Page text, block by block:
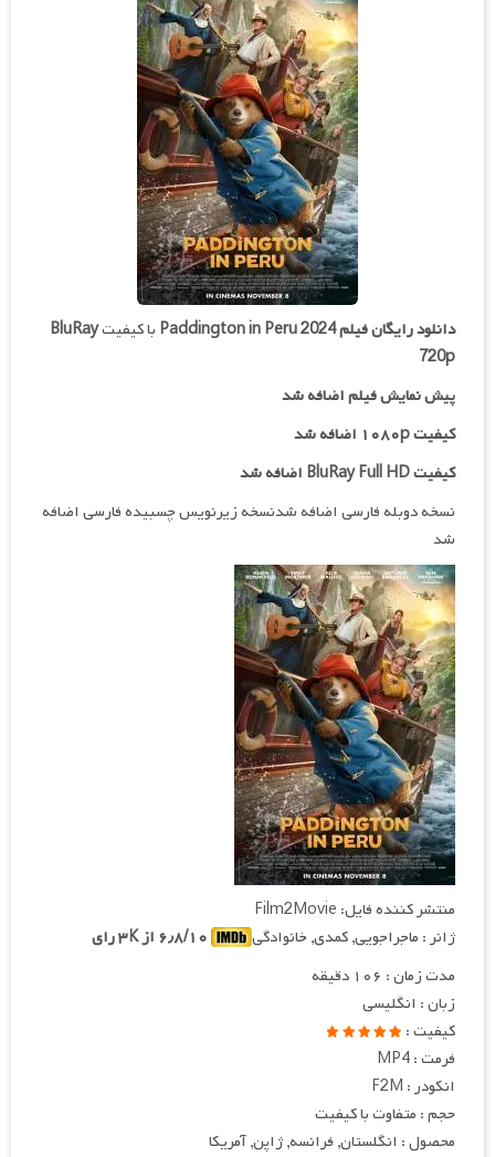
دانلود رایگان فیلمPaddington in Peru 2024 با کیفیتBluRay
720p
پیش نمایش فیلم اضافه شد
کیفیت ۱۰۸۰p اضافه شد
کیفیت BluRay Full HD اضافه شد
نسخه دوبله فارسی اضافه شدنسخه زیرنویس چسبیده فارسی اضافه
شد
منتشر کننده فایل: Film2Movie
ژانر : ماجراجویی, کمدی, خانوادگی
مدت زمان : ۱۰۶ دقیقه
زبان : انگلیسی
کیفیت :
فرمت : MP4
انکودر : F2M
حجم : متفاوت با کیفیت
محصول : انگلستان, فرانسه, ژاپن, آمریکا